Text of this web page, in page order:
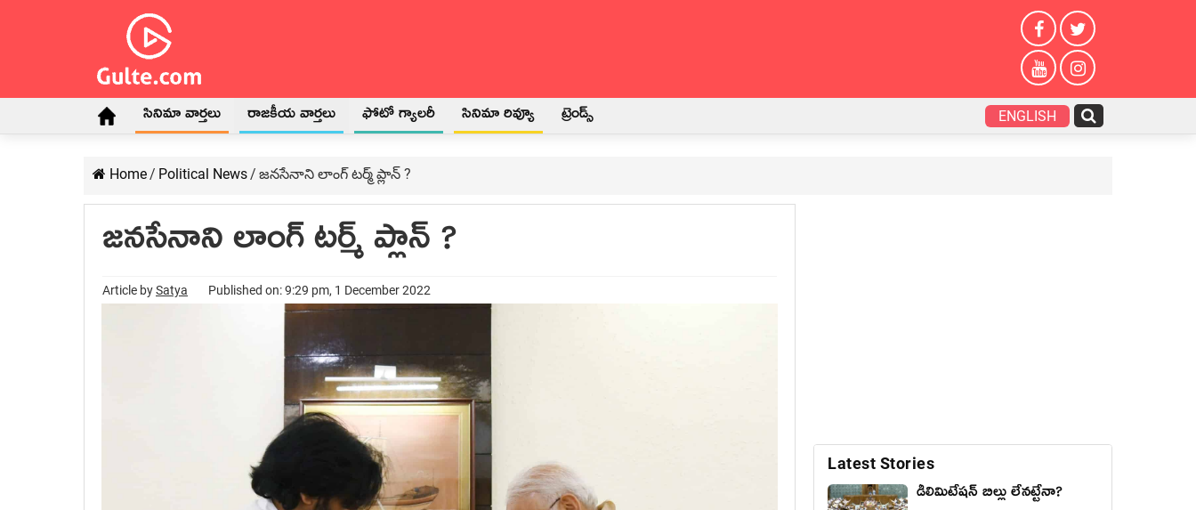
సినిమా వార్తలు రాజకీయ వార్తలు ఫోటో గ్యాలరీ సినిమా రివ్యూ ట్రెండ్స్ ENGLISH
Home/ Political News/ జనసేనాని లాంగ్ టర్మ్ ప్లాన్ ?
జనసేనాని లాంగ్ టర్మ్ ప్లాన్ ?
Article bySatya Published on: 9:29 pm, 1 December 2022
Latest Stories
డీలిమిటేషన్ బిల్లు లేన‌ట్టేనా?